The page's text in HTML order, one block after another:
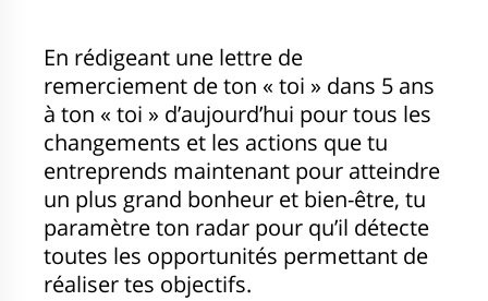
En rédigeant une lettre de
remerciement de ton « toi » dans 5 ans
à ton « toi » d’aujourd’hui pour tous les
changements et les actions que tu
entreprends maintenant pour atteindre
un plus grand bonheur et bien-être, tu
paramètre ton radar pour qu’il détecte
toutes les opportunités permettant de
réaliser tes objectifs.